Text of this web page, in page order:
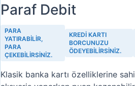
Paraf Debit
PARA
YATIRABILIR,
PARA
ÇEKEBILIRSINIZ.
KREDI KARTI
BORCUNUZU
ÖDEYEBILIRSINIZ.
Klasik banka kartı özelliklerine